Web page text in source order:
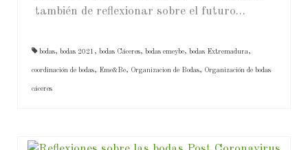
también de reflexionar sobre el futuro…
bodas, bodas 2021 , bodas Cáceres, bodas emeybe, bodas Extremadura,
coordinación de bodas, Eme&Be, Organizacion de Bodas, Organización de bodas
cáceres